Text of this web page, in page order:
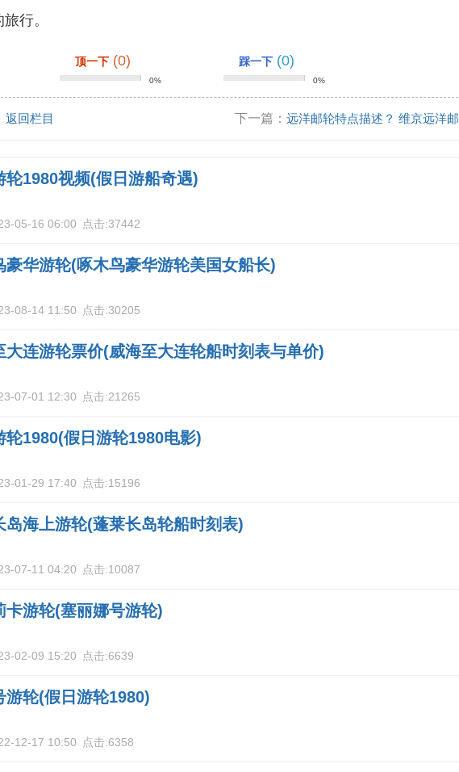
行。
顶一下 (0)
0%
踩一下 (0)
0%
返回栏目 下一篇：远洋邮轮特点描述？ 维京远洋邮
轮介绍？
轮1980视频(假日游船奇遇)
05-16 06:00 点击:37442
豪华游轮(啄木鸟豪华游轮美国女船长)
08-14 11:50 点击:30205
大连游轮票价(威海至大连轮船时刻表与单价)
07-01 12:30 点击:21265
轮1980(假日游轮1980电影)
01-29 17:40 点击:15196
岛海上游轮(蓬莱长岛轮船时刻表)
07-11 04:20 点击:10087
卡游轮(塞丽娜号游轮)
02-09 15:20 点击:6639
游轮(假日游轮1980)
12-17 10:50 点击:6358